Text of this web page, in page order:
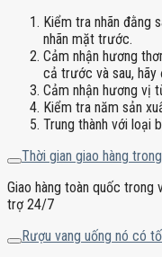
Kiểm tra nhãn đằng
nhãn mặt trước.
Cảm nhận hương
cả trước và sau, hãy
Cảm nhận hương vị
Kiểm tra năm sản
Trung thành với loại
Thời gian giao hàng
Giao hàng toàn quốc trong
trợ 24/7
Rượu vang uống nó có